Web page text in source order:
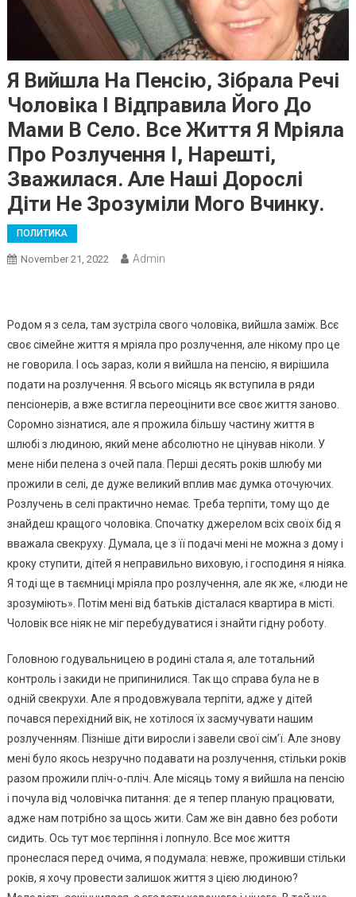
Я Вийшла На Пенсію, Зібрала Речі
Чоловіка І Відправила Його До
Мами В Село. Все Життя Я Мріяла
Про Розлучення І, Нарешті,
Зважилася. Але Наші Дорослі
Діти Не Зрозуміли Мого Вчинку.
ПОЛИТИКА
November 21, 2022 Admin
Родом я з села, там зустріла свого чоловіка, вийшла заміж. Всє
своє сімейне життя я мріяла про розлучення, але нікому про це
не говорила. І ось зараз, коли я вийшла на пенсію, я вирішила
подати на розлучення. Я всього місяць як вступила в ряди
пенсіонерів, а вже встигла переоцінити все своє життя заново.
Соромно зізнатися, але я прожила більшу частину життя в
шлюбі з людиною, який мене абсолютно не цінував ніколи. У
мене ніби пелена з очей пала. Перші десять років шлюбу ми
прожили в селі, де дуже великий вплив має думка оточуючих.
Розлучень в селі практично немає. Треба терпіти, тому що де
знайдеш кращого чоловіка. Спочатку джерелом всіх своїх бід я
вважала свекруху. Думала, це з її подачі мені не можна з дому і
кроку ступити, дітей я неправильно виховую, і господиня я ніяка.
Я тоді ще в таємниці мріяла про розлучення, але як же, «люди не
зрозуміють». Потім мені від батьків дісталася квартира в місті.
Чоловік все ніяк не міг перебудуватися і знайти гідну роботу.
Головною годувальницею в родині стала я, але тотальний
контроль і закиди не припинилися. Так що справа була не в
одній свекрухи. Але я продовжувала терпіти, адже у дітей
почався перехідний вік, не хотілося їх засмучувати нашим
розлученням. Пізніше діти виросли і завели свої сім’ї. Але знову
мені було якось незручно подавати на розлучення, стільки років
разом прожили пліч-о-пліч. Але місяць тому я вийшла на пенсію
і почула від чоловічка питання: де я тепер планую працювати,
адже нам потрібно за щось жити. Сам же він давно без роботи
сидить. Ось тут моє терпіння і лопнуло. Все моє життя
пронеслася перед очима, я подумала: невже, проживши стільки
років, я хочу провести залишок життя з цією людиною?